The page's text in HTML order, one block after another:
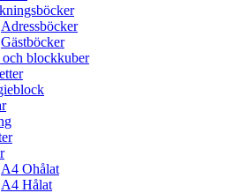
Adressböcker
Gästböcker
blockkuber
A4 Ohålat
A4 Hålat